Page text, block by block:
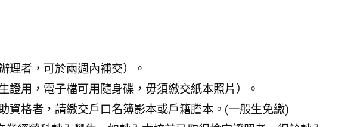
理者，可於兩週內補交）。
證用，電子檔可用隨身碟，毋須繳交紙本照片）。
資格者，請繳交戶口名簿影本或戶籍謄本。(一般生免繳)